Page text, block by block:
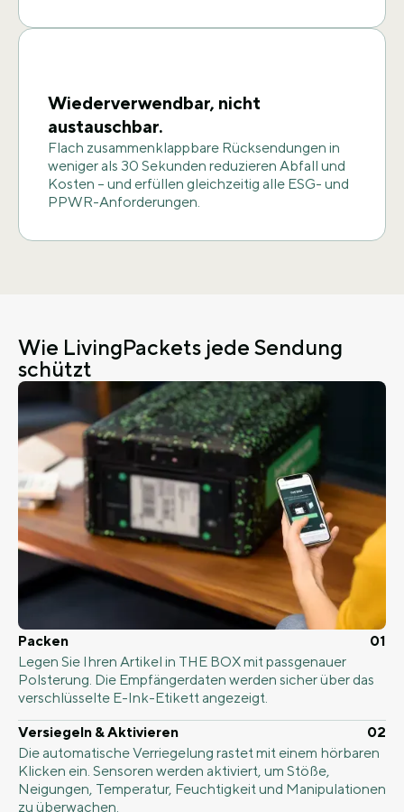
Wiederverwendbar, nicht
austauschbar.
Flach zusammenklappbare Rücksendungen in
weniger als 30 Sekunden reduzieren Abfall und
Kosten – und erfüllen gleichzeitig alle ESG- und
PPWR-Anforderungen.
Wie LivingPackets jede Sendung
schützt
Packen
01
Legen Sie Ihren Artikel in THE BOX mit passgenauer
Polsterung. Die Empfängerdaten werden sicher über das
verschlüsselte E-Ink-Etikett angezeigt.
Versiegeln & Aktivieren
02
Die automatische Verriegelung rastet mit einem hörbaren
Klicken ein. Sensoren werden aktiviert, um Stöße,
Neigungen, Temperatur, Feuchtigkeit und Manipulationen
zu überwachen.